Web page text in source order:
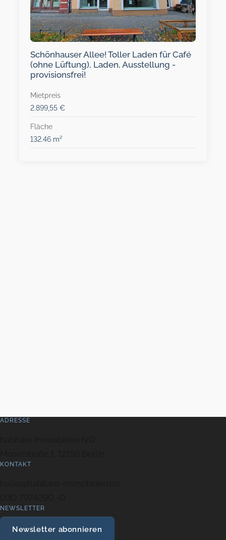
Schönhauser Allee! Toller Laden für Café
(ohne Lüftung), Laden, Ausstellung -
provisionsfrei!
Mietpreis
2.899,55 €
Fläche
132.46 m²
ADRESSE
KONTAKT
NEWSLETTER
Newsletter abonnieren